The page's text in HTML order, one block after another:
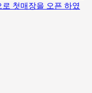
첫매장을 오픈 하였